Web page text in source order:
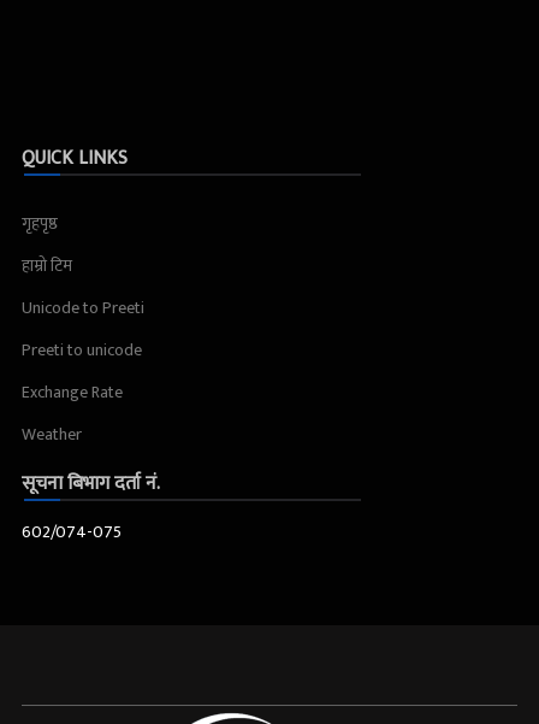
QUICK LINKS
गृहपृष्ठ
हाम्रो टिम
Unicode to Preeti
Preeti to unicode
Exchange Rate
Weather
सूचना बिभाग दर्ता नं.
602/074-075